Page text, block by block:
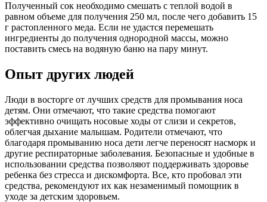
Полученный сок необходимо смешать с теплой водой в
равном объеме для получения 250 мл, после чего добавить 15
г растопленного меда. Если не удастся перемешать
ингредиенты до получения однородной массы, можно
поставить смесь на водяную баню на пару минут.
Опыт других людей
Люди в восторге от лучших средств для промывания носа
детям. Они отмечают, что такие средства помогают
эффективно очищать носовые ходы от слизи и секретов,
облегчая дыхание малышам. Родители отмечают, что
благодаря промыванию носа дети легче переносят насморк и
другие респираторные заболевания. Безопасные и удобные в
использовании средства позволяют поддерживать здоровье
ребенка без стресса и дискомфорта. Все, кто пробовал эти
средства, рекомендуют их как незаменимый помощник в
уходе за детским здоровьем.